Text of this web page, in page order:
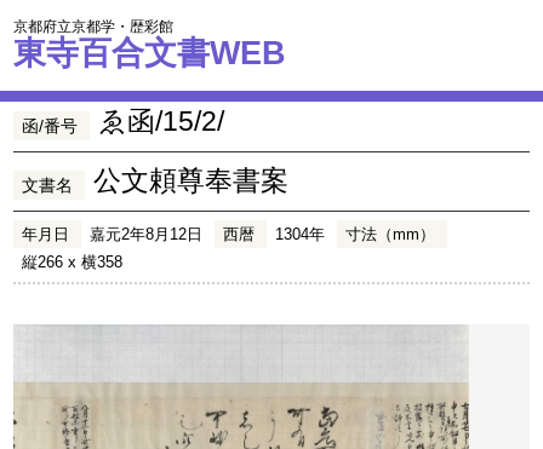
京都府立京都学・歴彩館
東寺百合文書WEB
函/番号 ゑ函/15/2/
文書名 公文頼尊奉書案
年月日 嘉元2年8月12日 西暦 1304年
寸法（mm）
縦266 x 横358